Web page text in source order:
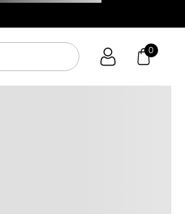
0